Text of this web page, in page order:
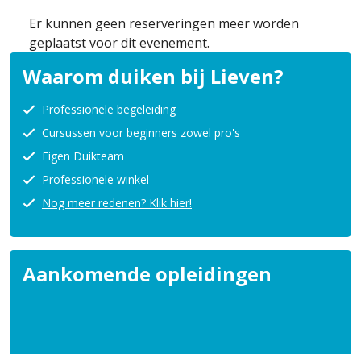
Er kunnen geen reserveringen meer worden
geplaatst voor dit evenement.
Waarom duiken bij Lieven?
Professionele begeleiding
Cursussen voor beginners zowel pro's
Eigen Duikteam
Professionele winkel
Nog meer redenen? Klik hier!
Aankomende opleidingen